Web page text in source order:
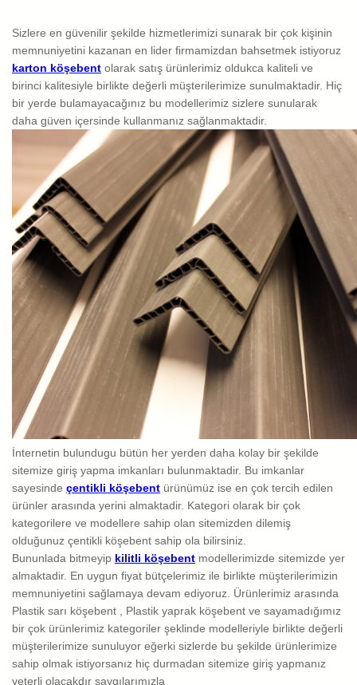
Sizlere en güvenilir şekilde hizmetlerimizi sunarak bir çok kişinin
memnuniyetini kazanan en lider firmamizdan bahsetmek istiyoruz
karton köşebent olarak satış ürünlerimiz oldukca kaliteli ve
birinci kalitesiyle birlikte değerli müşterilerimize sunulmaktadir. Hiç
bir yerde bulamayacağınız bu modellerimiz sizlere sunularak
daha güven içersinde kullanmanız sağlanmaktadir.
İnternetin bulundugu bütün her yerden daha kolay bir şekilde
sitemize giriş yapma imkanları bulunmaktadir. Bu imkanlar
sayesinde çentikli köşebent ürünümüz ise en çok tercih edilen
ürünler arasında yerini almaktadir. Kategori olarak bir çok
kategorilere ve modellere sahip olan sitemizden dilemiş
olduğunuz çentikli köşebent sahip ola bilirsiniz.
Bununlada bitmeyip kilitli köşebent modellerimizde sitemizde yer
almaktadir. En uygun fiyat bütçelerimiz ile birlikte müşterilerimizin
memnuniyetini sağlamaya devam ediyoruz. Ürünlerimiz arasında
Plastik sarı köşebent , Plastik yaprak köşebent ve sayamadığımız
bir çok ürünlerimiz kategoriler şeklinde modelleriyle birlikte değerli
müşterilerimize sunuluyor eğerki sizlerde bu şekilde ürünlerimize
sahip olmak istiyorsanız hiç durmadan sitemize giriş yapmanız
yeterli olacakdır saygılarımızla